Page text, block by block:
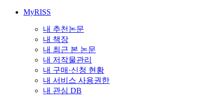
MyRISS
내 추천논문
내 책장
내 최근 본 논문
내 저작물관리
내 구매·신청 현황
내 서비스 사용권한
내 관심 DB